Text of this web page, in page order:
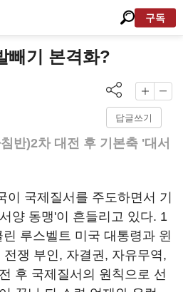
구독
빼기 본격화?
답글쓰기
반)2차 대전 후 기본축 '대서
이 국제질서를 주도하면서 기
양 동맹'이 흔들리고 있다. 1
루스벨트 미국 대통령과 윈
쟁 부인, 자결권, 자유무역,
후 국제질서의 원칙으로 선